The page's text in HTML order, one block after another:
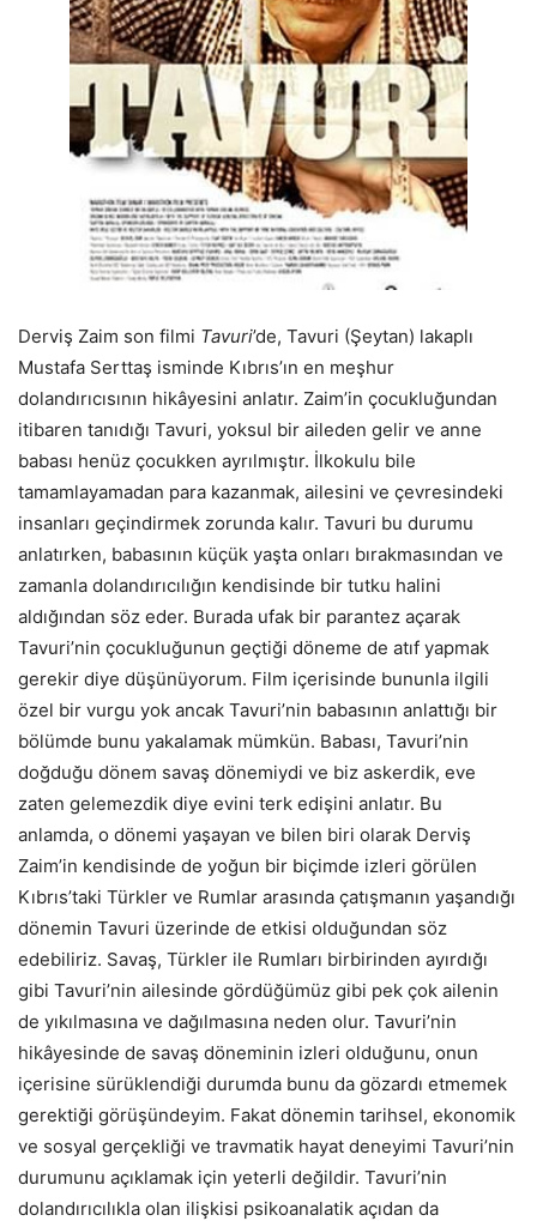
Derviş Zaim son filmi Tavuri’de, Tavuri (Şeytan) lakaplı
Mustafa Serttaş isminde Kıbrıs’ın en meşhur
dolandırıcısının hikâyesini anlatır. Zaim’in çocukluğundan
itibaren tanıdığı Tavuri, yoksul bir aileden gelir ve anne
babası henüz çocukken ayrılmıştır. İlkokulu bile
tamamlayamadan para kazanmak, ailesini ve çevresindeki
insanları geçindirmek zorunda kalır. Tavuri bu durumu
anlatırken, babasının küçük yaşta onları bırakmasından ve
zamanla dolandırıcılığın kendisinde bir tutku halini
aldığından söz eder. Burada ufak bir parantez açarak
Tavuri’nin çocukluğunun geçtiği döneme de atıf yapmak
gerekir diye düşünüyorum. Film içerisinde bununla ilgili
özel bir vurgu yok ancak Tavuri’nin babasının anlattığı bir
bölümde bunu yakalamak mümkün. Babası, Tavuri’nin
doğduğu dönem savaş dönemiydi ve biz askerdik, eve
zaten gelemezdik diye evini terk edişini anlatır. Bu
anlamda, o dönemi yaşayan ve bilen biri olarak Derviş
Zaim’in kendisinde de yoğun bir biçimde izleri görülen
Kıbrıs’taki Türkler ve Rumlar arasında çatışmanın yaşandığı
dönemin Tavuri üzerinde de etkisi olduğundan söz
edebiliriz. Savaş, Türkler ile Rumları birbirinden ayırdığı
gibi Tavuri’nin ailesinde gördüğümüz gibi pek çok ailenin
de yıkılmasına ve dağılmasına neden olur. Tavuri’nin
hikâyesinde de savaş döneminin izleri olduğunu, onun
içerisine sürüklendiği durumda bunu da gözardı etmemek
gerektiği görüşündeyim. Fakat dönemin tarihsel, ekonomik
ve sosyal gerçekliği ve travmatik hayat deneyimi Tavuri’nin
durumunu açıklamak için yeterli değildir. Tavuri’nin
dolandırıcılıkla olan ilişkisi psikoanalatik açıdan da